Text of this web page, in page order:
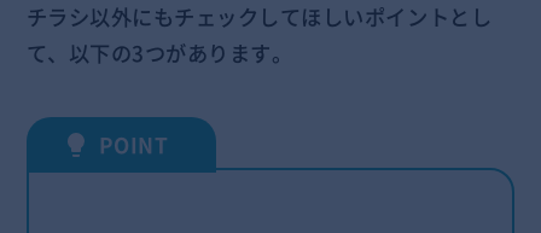
チラシ以外にもチェックしてほしいポイントとし
て、以下の3つがあります。